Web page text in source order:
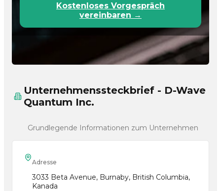
Kostenloses Vorgespräch
vereinbaren →
Unternehmenssteckbrief - D-Wave
Quantum Inc.
Grundlegende Informationen zum Unternehmen
Adresse
3033 Beta Avenue, Burnaby, British Columbia,
Kanada